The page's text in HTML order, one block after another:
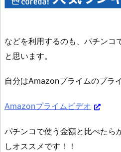
などを利用するのも、パチンコ
と思います。
自分はAmazonプライムのプラ
Amazonプライムビデオ
パチンコで使う金額と比べたら
しオススメです！！